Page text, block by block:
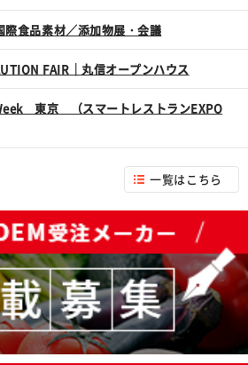
食品素材／添加物展・会議
FAIR｜丸信オープンハウス
東京 （スマートレストランEXPO
一覧はこちら